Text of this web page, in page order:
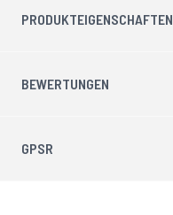
PRODUKTEIGENSCHAFTEN
BEWERTUNGEN
GPSR